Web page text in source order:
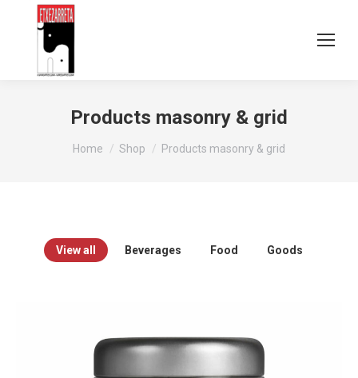
Products masonry & grid
You are here:
Home Shop Products masonry & grid
View all Beverages Food Goods